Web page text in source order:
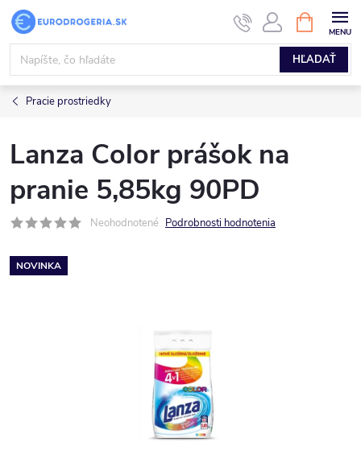
Prejsť
obsah
HĽADAŤ
KOŠÍK
Pracie prostriedky
Lanza Color prášok na
pranie 5,85kg 90PD
Neohodnotené Podrobnosti hodnotenia
NOVINKA